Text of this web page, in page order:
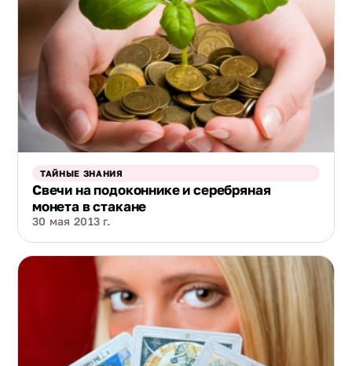
ТАЙНЫЕ ЗНАНИЯ
Свечи на подоконнике и серебряная
монета в стакане
30 мая 2013 г.